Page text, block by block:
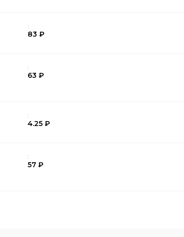
:
83 ₽
:
63 ₽
:
4.25 ₽
:
57 ₽